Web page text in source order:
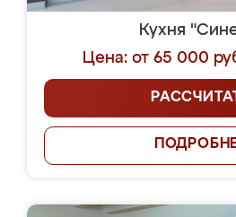
Кухня
Цена: от 65 000